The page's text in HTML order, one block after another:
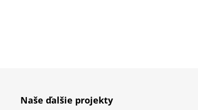
Naše ďalšie projekty